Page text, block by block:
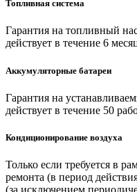
Топливная система
Гарантия на топливный
действует в течение 6
Аккумуляторные батареи
Гарантия на
действует в течение 50
Кондиционирование воздуха
Только если требуется в
ремонта (в период
(за исключением